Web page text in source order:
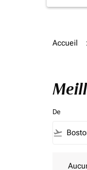
Accueil
De
flight_takeoff